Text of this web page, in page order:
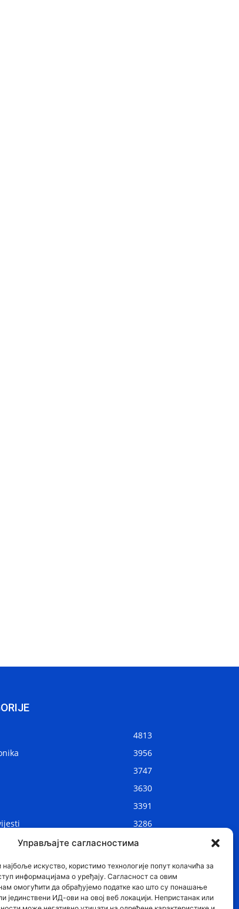
Управљајте сагласностима
искуство, користимо технологије попут колачића за
информацијама о уређају. Сагласност са овим
омогућити да обрађујемо податке као што су понашање
јединствени ИД-ови на овој веб локацији. Непристанак или
4813
3956
3747
3630
3391
3286
vijesti
2908